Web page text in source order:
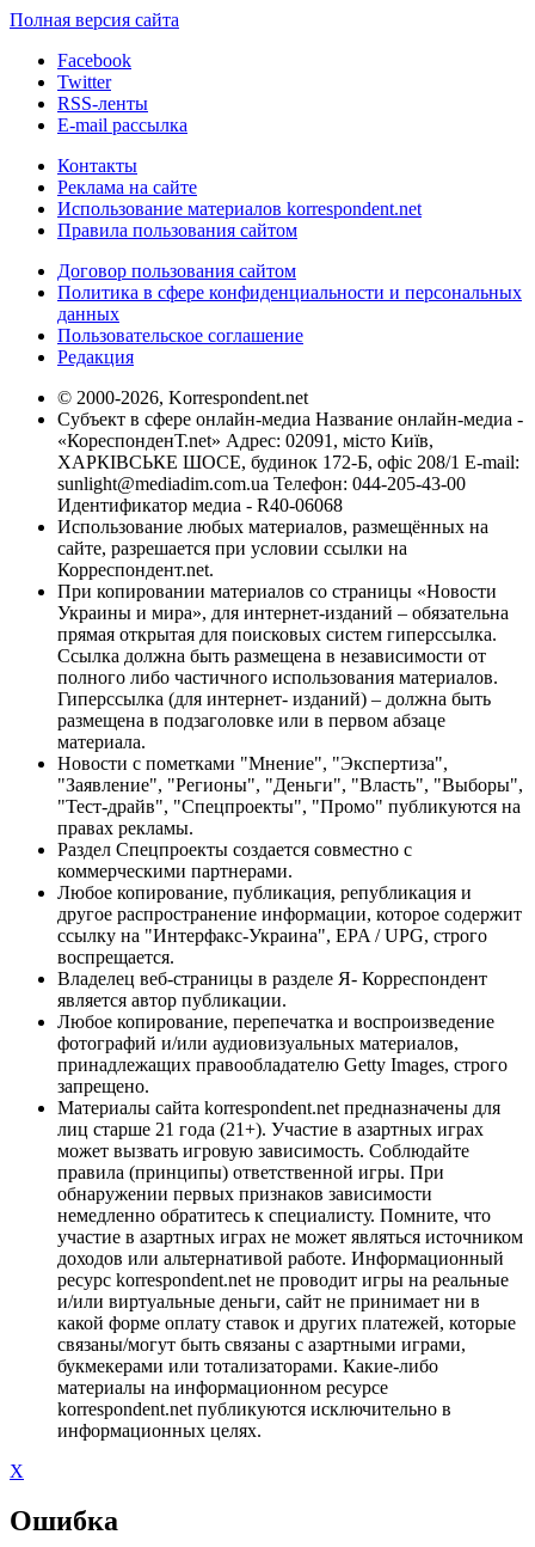
Полная версия сайта
Facebook
Twitter
RSS-ленты
E-mail рассылка
Контакты
Реклама на сайте
Использование материалов korrespondent.net
Правила пользования сайтом
Договор пользования сайтом
Политика в сфере конфиденциальности и персональных
данных
Пользовательское соглашение
Редакция
© 2000-2026, Korrespondent.net
Субъект в сфере онлайн-медиа Название онлайн-медиа -
«КореспонденТ.net» Адрес: 02091, місто Київ,
ХАРКІВСЬКЕ ШОСЕ, будинок 172-Б, офіс 208/1 E-mail:
sunlight@mediadim.com.ua Телефон: 044-205-43-00
Идентификатор медиа - R40-06068
Использование любых материалов, размещённых на
сайте, разрешается при условии ссылки на
Корреспондент.net.
При копировании материалов со страницы «Новости
Украины и мира», для интернет-изданий – обязательна
прямая открытая для поисковых систем гиперссылка.
Ссылка должна быть размещена в независимости от
полного либо частичного использования материалов.
Гиперссылка (для интернет- изданий) – должна быть
размещена в подзаголовке или в первом абзаце
материала.
Новости с пометками "Мнение", "Экспертиза",
"Заявление", "Регионы", "Деньги", "Власть", "Выборы",
"Тест-драйв", "Спецпроекты", "Промо" публикуются на
правах рекламы.
Раздел Спецпроекты создается совместно с
коммерческими партнерами.
Любое копирование, публикация, републикация и
другое распространение информации, которое содержит
ссылку на "Интерфакс-Украина", EPA / UPG, строго
воспрещается.
Владелец веб-страницы в разделе Я- Корреспондент
является автор публикации.
Любое копирование, перепечатка и воспроизведение
фотографий и/или аудиовизуальных материалов,
принадлежащих правообладателю Getty Images, строго
запрещено.
Материалы сайта korrespondent.net предназначены для
лиц старше 21 года (21+). Участие в азартных играх
может вызвать игровую зависимость. Соблюдайте
правила (принципы) ответственной игры. При
обнаружении первых признаков зависимости
немедленно обратитесь к специалисту. Помните, что
участие в азартных играх не может являться источником
доходов или альтернативой работе. Информационный
ресурс korrespondent.net не проводит игры на реальные
и/или виртуальные деньги, сайт не принимает ни в
какой форме оплату ставок и других платежей, которые
связаны/могут быть связаны с азартными играми,
букмекерами или тотализаторами. Какие-либо
материалы на информационном ресурсе
korrespondent.net публикуются исключительно в
информационных целях.
X
Ошибка